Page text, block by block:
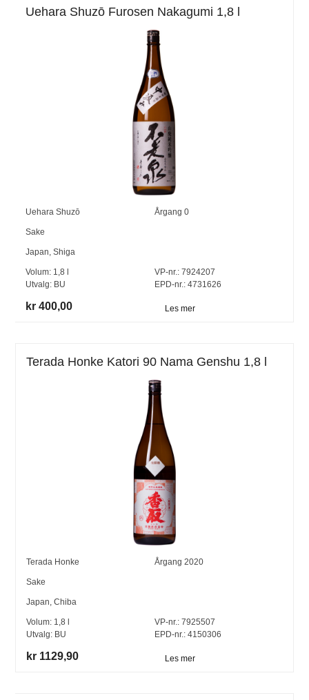
Uehara Shuzō Furosen Nakagumi 1,8 l
Uehara Shuzō Årgang 0
Sake
Japan,Shiga
Volum: 1,8
Utvalg: BU
VP-nr.:7924207
EPD-nr.: 4731626
kr 400,00 Les mer
Terada Honke Katori 90 Nama Genshu 1,8 l
Terada Honke Årgang 2020
Sake
Japan,Chiba
Volum: 1,8
Utvalg: BU
VP-nr.: 7925507
EPD-nr.: 4150306
kr 1129,90 Les mer